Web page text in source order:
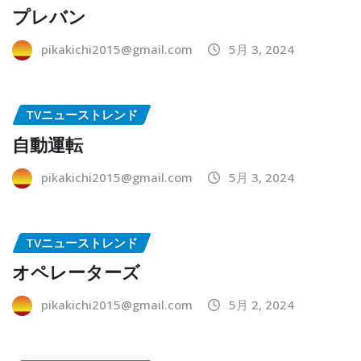
プレバン
pikakichi2015@gmail.com 5月 3, 2024
TVニューストレンド
自動運転
pikakichi2015@gmail.com 5月 3, 2024
TVニューストレンド
オペレーターズ
pikakichi2015@gmail.com 5月 2, 2024